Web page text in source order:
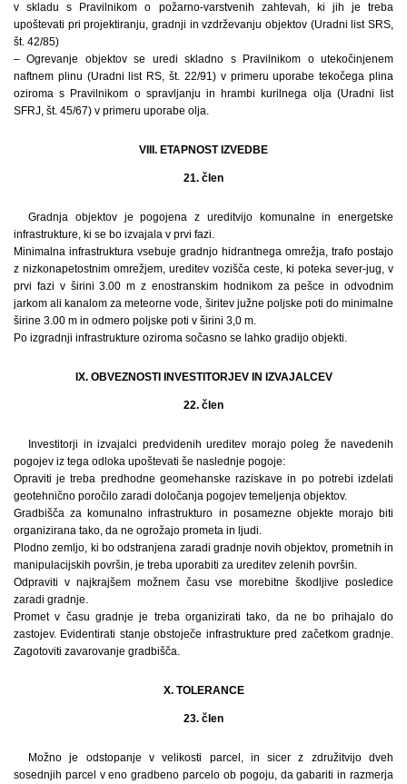
v skladu s Pravilnikom o požarno-varstvenih zahtevah, ki jih je treba
upoštevati pri projektiranju, gradnji in vzdrževanju objektov (Uradni list SRS,
št. 42/85)
– Ogrevanje objektov se uredi skladno s Pravilnikom o utekočinjenem
naftnem plinu (Uradni list RS, št. 22/91) v primeru uporabe tekočega plina
oziroma s Pravilnikom o spravljanju in hrambi kurilnega olja (Uradni list
SFRJ, št. 45/67) v primeru uporabe olja.
VIII. ETAPNOST IZVEDBE
21. člen
Gradnja objektov je pogojena z ureditvijo komunalne in energetske
infrastrukture, ki se bo izvajala v prvi fazi.
Minimalna infrastruktura vsebuje gradnjo hidrantnega omrežja, trafo postajo
z nizkonapetostnim omrežjem, ureditev vozišča ceste, ki poteka sever-jug, v
prvi fazi v širini 3.00 m z enostranskim hodnikom za pešce in odvodnim
jarkom ali kanalom za meteorne vode, širitev južne poljske poti do minimalne
širine 3.00 m in odmero poljske poti v širini 3,0 m.
Po izgradnji infrastrukture oziroma sočasno se lahko gradijo objekti.
IX. OBVEZNOSTI INVESTITORJEV IN IZVAJALCEV
22. člen
Investitorji in izvajalci predvidenih ureditev morajo poleg že navedenih
pogojev iz tega odloka upoštevati še naslednje pogoje:
Opraviti je treba predhodne geomehanske raziskave in po potrebi izdelati
geotehnično poročilo zaradi določanja pogojev temeljenja objektov.
Gradbišča za komunalno infrastrukturo in posamezne objekte morajo biti
organizirana tako, da ne ogrožajo prometa in ljudi.
Plodno zemljo, ki bo odstranjena zaradi gradnje novih objektov, prometnih in
manipulacijskih površin, je treba uporabiti za ureditev zelenih površin.
Odpraviti v najkrajšem možnem času vse morebitne škodljive posledice
zaradi gradnje.
Promet v času gradnje je treba organizirati tako, da ne bo prihajalo do
zastojev. Evidentirati stanje obstoječe infrastrukture pred začetkom gradnje.
Zagotoviti zavarovanje gradbišča.
X. TOLERANCE
23. člen
Možno je odstopanje v velikosti parcel, in sicer z združitvijo dveh
sosednjih parcel v eno gradbeno parcelo ob pogoju, da gabariti in razmerja